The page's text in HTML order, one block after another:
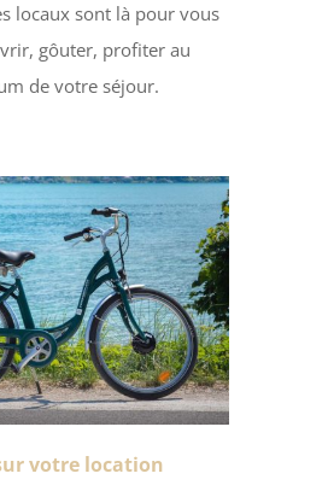
locaux sont là pour vous
gôuter, profiter au
de votre séjour.
votre location